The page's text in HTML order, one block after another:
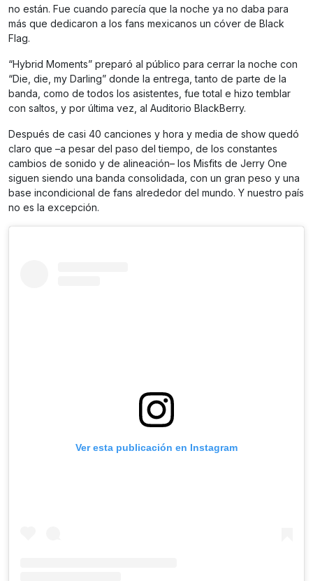
no están. Fue cuando parecía que la noche ya no daba para
más que dedicaron a los fans mexicanos un cóver de Black
Flag.
“Hybrid Moments” preparó al público para cerrar la noche con
“Die, die, my Darling” donde la entrega, tanto de parte de la
banda, como de todos los asistentes, fue total e hizo temblar
con saltos, y por última vez, al Auditorio BlackBerry.
Después de casi 40 canciones y hora y media de show quedó
claro que –a pesar del paso del tiempo, de los constantes
cambios de sonido y de alineación– los Misfits de Jerry One
siguen siendo una banda consolidada, con un gran peso y una
base incondicional de fans alrededor del mundo. Y nuestro país
no es la excepción.
Ver esta publicación en Instagram